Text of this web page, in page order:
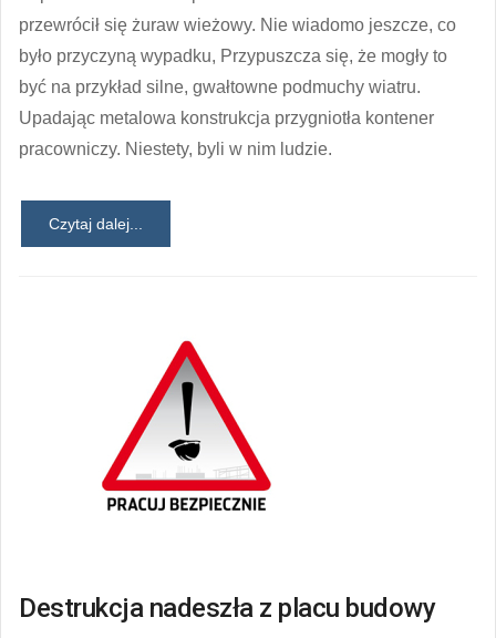
przewrócił się żuraw wieżowy. Nie wiadomo jeszcze, co
było przyczyną wypadku, Przypuszcza się, że mogły to
być na przykład silne, gwałtowne podmuchy wiatru.
Upadając metalowa konstrukcja przygniotła kontener
pracowniczy. Niestety, byli w nim ludzie.
Czytaj dalej...
Destrukcja nadeszła z placu budowy